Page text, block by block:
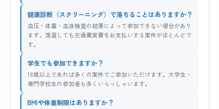
健康診断（スクリーニング）で落ちることはありますか？
血圧・体重・血液検査の結果によって参加できない場合があり
ます。落選しても交通費実費をお支払いする案件がほとんどで
す。
学生でも参加できますか？
18歳以上であれば多くの案件でご参加いただけます。大学生・
専門学校生の参加者も多くいらっしゃいます。
BMIや体重制限はありますか？